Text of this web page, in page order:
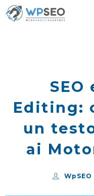
SEO
Editing:
un
ai
WpSEO